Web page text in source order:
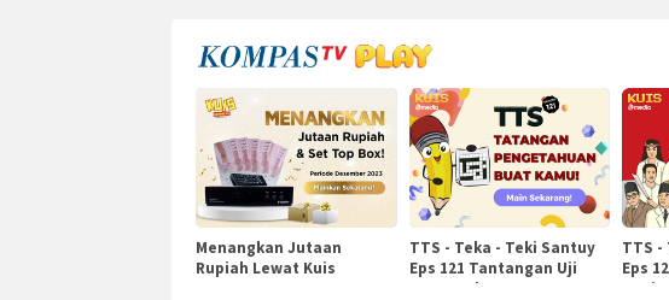
Menangkan Jutaan
Rupiah Lewat Kuis
TTS - Teka - Teki Santuy
Eps 121 Tantangan Uji
Pengetahuan
TTS -
Eps